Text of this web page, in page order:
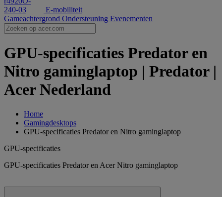
E-mobiliteit
Gameachtergrond Ondersteuning Evenementen
GPU-specificaties Predator en
Nitro gaminglaptop | Predator |
Acer Nederland
Home
Gamingdesktops
GPU-specificaties Predator en Nitro gaminglaptop
GPU-specificaties
GPU-specificaties Predator en Acer Nitro gaminglaptop